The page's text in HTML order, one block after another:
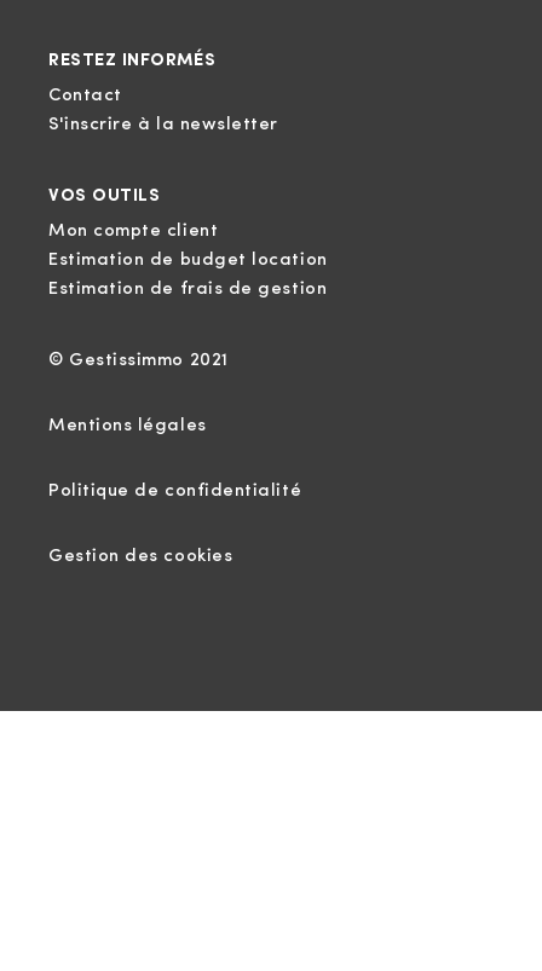
RESTEZ INFORMÉS
Contact
S'inscrire à la newsletter
VOS OUTILS
Mon compte client
Estimation de budget location
Estimation de frais de gestion
© Gestissimmo 2021
Mentions légales
Politique de confidentialité
Gestion des cookies